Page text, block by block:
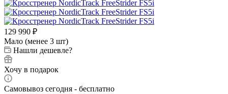
129 990 ₽
Мало (менее 3 шт)
Нашли дешевле?
Хочу в подарок
Самовывоз сегодня - бесплатно